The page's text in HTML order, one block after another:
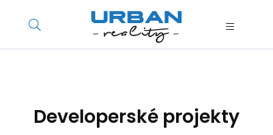
Developerské projekty